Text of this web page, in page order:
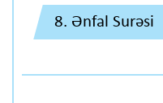
8. Ənfal Surəsi